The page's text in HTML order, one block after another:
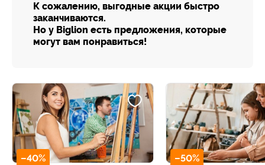
К сожалению, выгодные акции быстро
заканчиваются.
Но у Biglion есть предложения, которые
могут вам понравиться!
–40% –50%